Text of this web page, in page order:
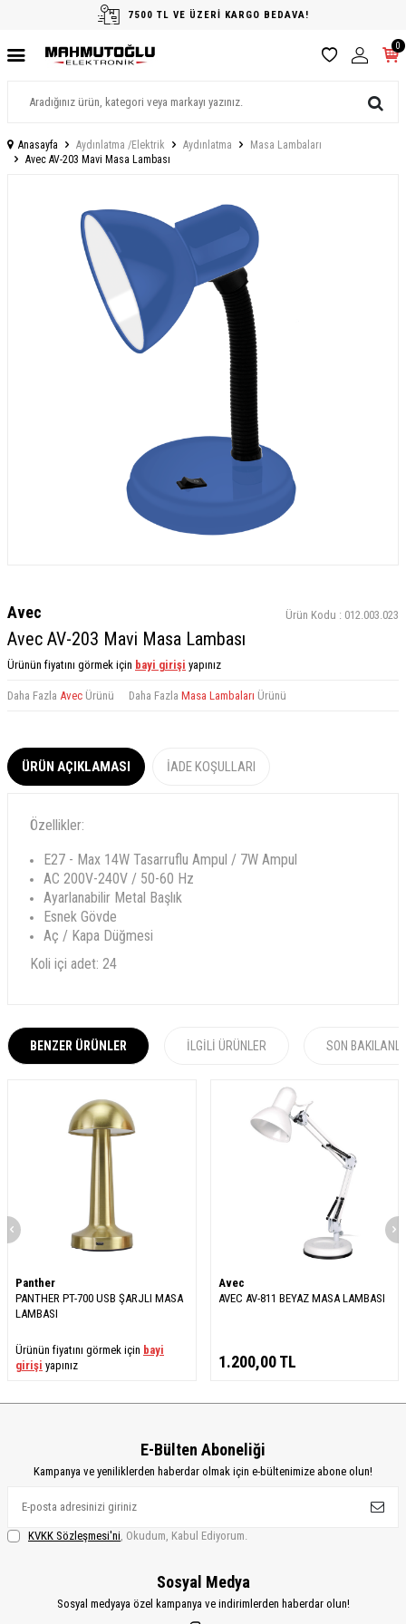
7500 TL VE ÜZERİ KARGO BEDAVA!
0
Anasayfa Aydınlatma /Elektrik Aydınlatma
Masa Lambaları
Avec AV-203 Mavi Masa Lambası
Avec Ürün Kodu : 012.003.023
Avec AV-203 Mavi Masa Lambası
Ürünün fiyatını görmek için bayi girişi yapınız
Daha Fazla Avec Ürünü Daha Fazla Masa Lambaları Ürünü
ÜRÜN AÇIKLAMASI İADE KOŞULLARI
Özellikler:
E27 - Max 14W Tasarruflu Ampul / 7W Ampul
AC 200V-240V / 50-60 Hz
Ayarlanabilir Metal Başlık
Esnek Gövde
Aç / Kapa Düğmesi
Koli içi adet: 24
BENZER ÜRÜNLER İLGILI ÜRÜNLER SON
Panther
PANTHER PT-700 USB ŞARJLI MASA
LAMBASI
Ürünün fiyatını görmek için bayi
girişi yapınız
Avec
AVEC AV-811 BEYAZ MASA LAMBASI
1.200,00TL
E-Bülten Aboneliği
Kampanya ve yeniliklerden haberdar olmak için e-bültenimize abone olun!
KVKK Sözleşmesi'ni , Okudum, Kabul Ediyorum.
Sosyal Medya
Sosyal medyaya özel kampanya ve indirimlerden haberdar olun!